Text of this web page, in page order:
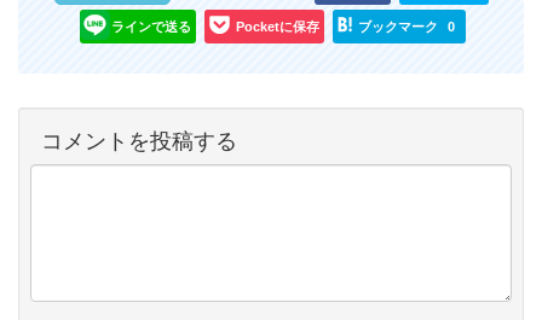
ラインで送る Pocketに保存 ブックマーク 0
コメントを投稿する